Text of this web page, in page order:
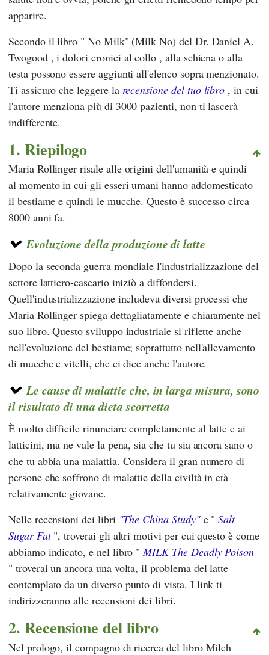
apparire.
Secondo il libro " No Milk" (Milk No) del Dr. Daniel A.
Twogood, idolori cronici al collo , alla schiena o alla
testa possono essere aggiunti all'elenco sopra menzionato.
Ti assicuro che leggere la recensione del tuo libro , in cui
l'autore menziona più di 3000 pazienti, non ti lascerà
indifferente.
1. Riepilogo
Maria Rollinger risale alle origini dell'umanità e quindi
al momento in cui gli esseri umani hanno addomesticato
il bestiame e quindi le mucche. Questo è successo circa
8000 anni fa.
Evoluzione della produzione di latte
Dopo la seconda guerra mondiale l'industrializzazione del
settore lattiero-caseario iniziò a diffondersi.
Quell'industrializzazione includeva diversi processi che
Maria Rollinger spiega dettagliatamente e chiaramente nel
suo libro. Questo sviluppo industriale si riflette anche
nell'evoluzione del bestiame; soprattutto nell'allevamento
di mucche e vitelli, che ci dice anche l'autore.
Le cause di malattie che, in larga misura, sono
il risultato di una dieta scorretta
È molto difficile rinunciare completamente al latte e ai
latticini, ma ne vale la pena, sia che tu sia ancora sano o
che tu abbia una malattia. Considera il gran numero di
persone che soffrono di malattie della civiltà in età
relativamente giovane.
Nelle recensioni dei libri "The China Study"e "Salt
Sugar Fat", troverai gli altri motivi per cui questo è come
abbiamo indicato, e nel libro "MILK The Deadly Poison
" troverai un ancora una volta, il problema del latte
contemplato da un diverso punto di vista. I link ti
indirizzeranno alle recensioni dei libri.
2. Recensione del libro
Nel prologo, il compagno di ricerca del libro Milch